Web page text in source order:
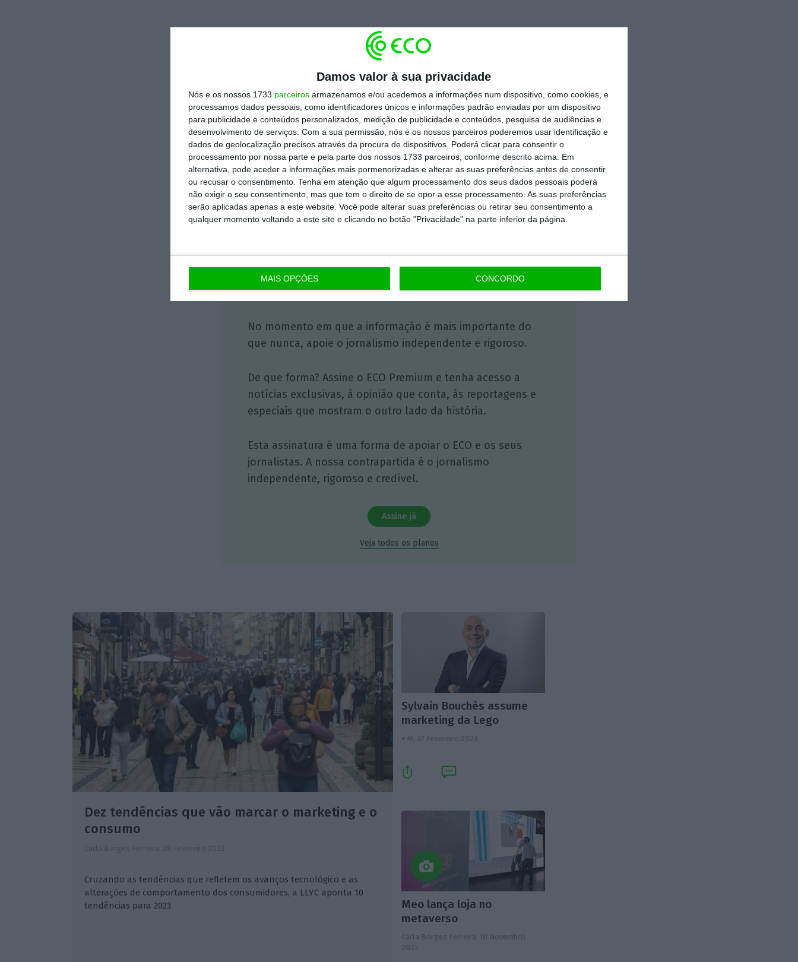
Damos valor à sua privacidade
Nós e os nossos 1733 parceiros armazenamos e/ou acedemos a informações num dispositivo, como cookies, e
processamos dados pessoais, como identificadores únicos e informações padrão enviadas por um dispositivo
para publicidade e conteúdos personalizados, medição de publicidade e conteúdos, pesquisa de audiências e
desenvolvimento de serviços. Com a sua permissão, nós e os nossos parceiros poderemos usar identificação e
dados de geolocalização precisos através da procura de dispositivos. Poderá clicar para consentir o
processamento por nossa parte e pela parte dos nossos 1733 parceiros, conforme descrito acima. Em
alternativa, pode aceder a informações mais pormenorizadas e alterar as suas preferências antes de consentir
ou recusar o consentimento. Tenha em atenção que algum processamento dos seus dados pessoais poderá
não exigir o seu consentimento, mas que tem o direito de se opor a esse processamento. As suas preferências
serão aplicadas apenas a este website. Você pode alterar suas preferências ou retirar seu consentimento a
qualquer momento voltando a este site e clicando no botão "Privacidade" na parte inferior da página.
MAIS OPÇÕES CONCORDO
Leituras de fim-de-semana, 4 de março de 2023
Luís Mergulhão
Presidente & CEO Omnicom
MediaGroup Portugal
Assine o ECO Premium
No momento em que a informação é mais importante do
que nunca, apoie o jornalismo independente e rigoroso.
De que forma? Assine o ECO Premium e tenha acesso a
notícias exclusivas, à opinião que conta, às reportagens e
especiais que mostram o outro lado da história.
Esta assinatura é uma forma de apoiar o ECO e os seus
jornalistas. A nossa contrapartida é o jornalismo
independente, rigoroso e credível.
Assine já
Veja todos os planos
Dez tendências que vão marcar o marketing e o
consumo
Carla Borges Ferreira, 28 Fevereiro 2023
Cruzando as tendências que refletem os avanços tecnológico e as
alterações de comportamento dos consumidores, a LLYC aponta 10
tendências para 2023.
Sylvain Bouchès assume
marketing da Lego
+ M, 27 Fevereiro 2023
Meo lança loja no
metaverso
Carla Borges Ferreira, 10 Novembro
2022